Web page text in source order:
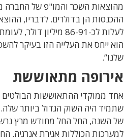
מהוצאות השכר והמו"פ של החברה
ההכנסות הן בדולרים. לדבריו,
הוא ייחס את העלייה הזו בעיקר
שלנו”.
אירופה מתאוששת
אחד ממוקדי ההתאוששות הבולטים
שתמיד היה השוק הגדול ביותר
של השנה, החל החל מחודש מרץ
למערכות הכוללות אגירת